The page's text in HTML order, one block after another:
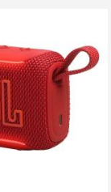
Envío hoy.